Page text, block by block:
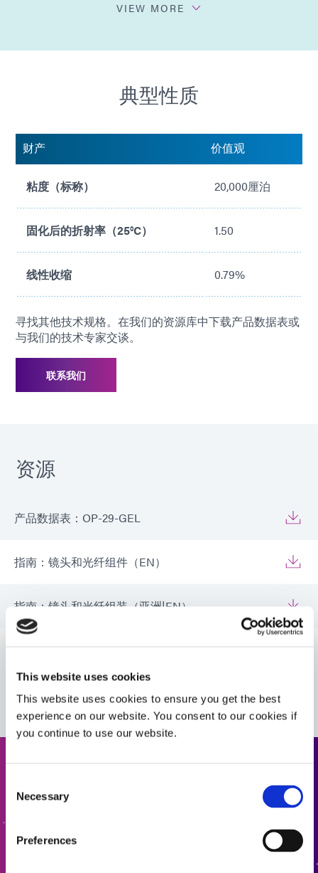
This website uses cookies
This website uses cookies to ensure you get the best
experience on our website. You consent to our cookies if
you continue to use our website.
Selection
Necessary
Preferences
VIEW MORE
典型性质
财产 价值观
粘度（标称） 20,000厘泊
固化后的折射率（25°C） 1.50
线性收缩 0.79%
寻找其他技术规格。在我们的资源库中下载产品数据表或
与我们的技术专家交谈。
联系我们
资源
产品数据表：OP-29-GEL
指南：镜头和光纤组件（EN）
指南：镜头和光纤组装（亚洲|EN）
VIEW MORE
准备好迈出下一步了吗？Dymax 团队成员将很快与您联